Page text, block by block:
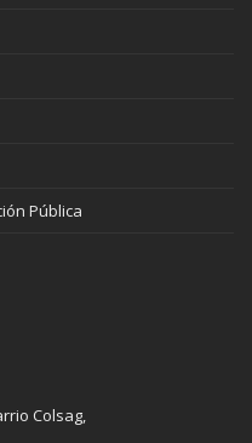
Pública
Colsag,